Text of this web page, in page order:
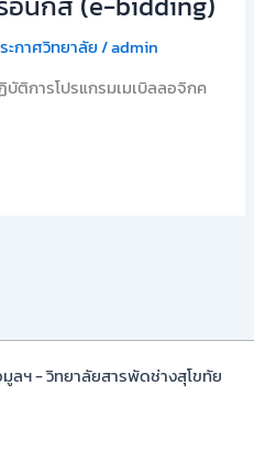
ะกาศวิทยาลัย/admin
ติการโปรแกรมเมเบิลลอจิกค
ลฯ - วิทยาลัยสารพัดช่างสุโขทัย